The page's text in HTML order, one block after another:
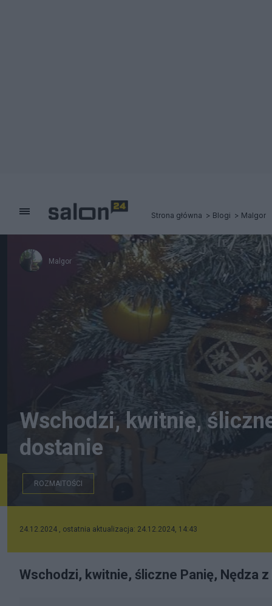
Strona główna Blogi Malgor
Malgor
Wschodzi, kwitnie,
dostanie
ROZMAITOŚCI
24.12.2024 , ostatnia aktualizacja: 24.12.2024, 14:43
Wschodzi, kwitnie, śliczne Panię, Nędza z